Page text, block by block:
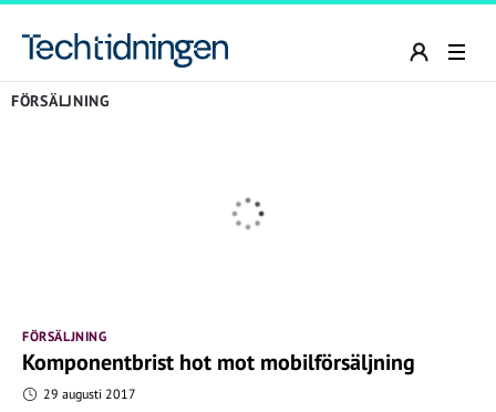
FÖRSÄLJNING
FÖRSÄLJNING
Komponentbrist hot mot mobilförsäljning
29 augusti 2017